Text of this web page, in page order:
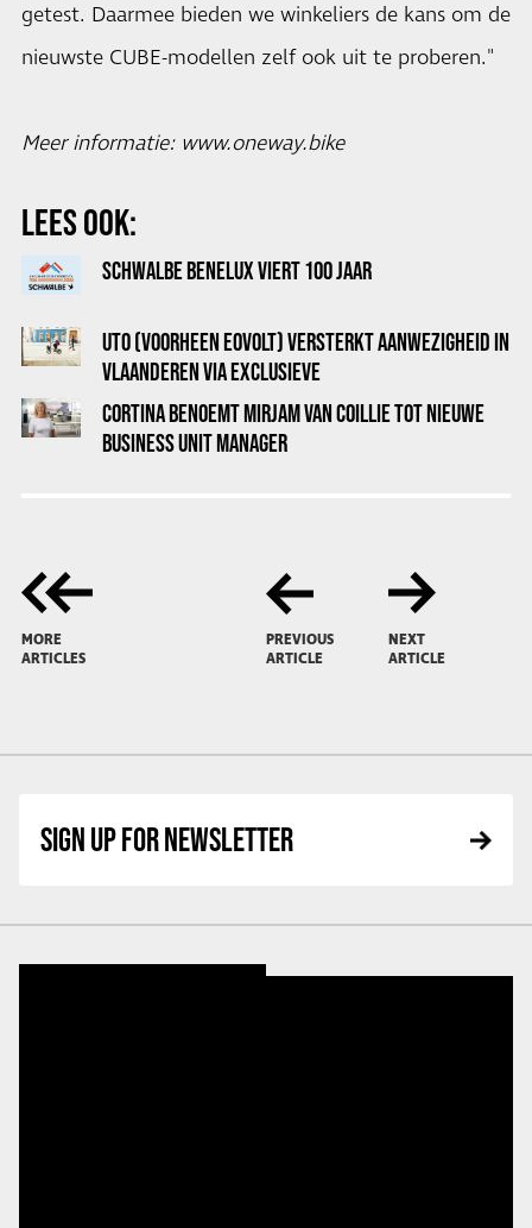
getest. Daarmee bieden we winkeliers de kans om de
nieuwste CUBE-modellen zelf ook uit te proberen."
Meer informatie: www.oneway.bike
LEES OOK:
SCHWALBE BENELUX VIERT 100 JAAR
UTO (VOORHEEN EOVOLT) VERSTERKT AANWEZIGHEID IN
VLAANDEREN VIA EXCLUSIEVE
DISTRIBUTIESAMENWERKING MET PENDLR
CORTINA BENOEMT MIRJAM VAN COILLIE TOT NIEUWE
BUSINESS UNIT MANAGER
MORE
ARTICLES
PREVIOUS
ARTICLE
NEXT
ARTICLE
SIGN UP FOR NEWSLETTER